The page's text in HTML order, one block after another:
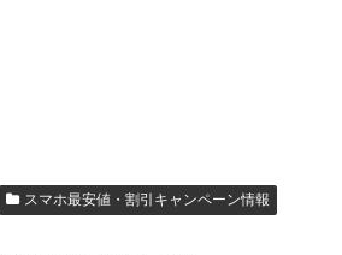
スマホ最安値・割引キャンペーン情報